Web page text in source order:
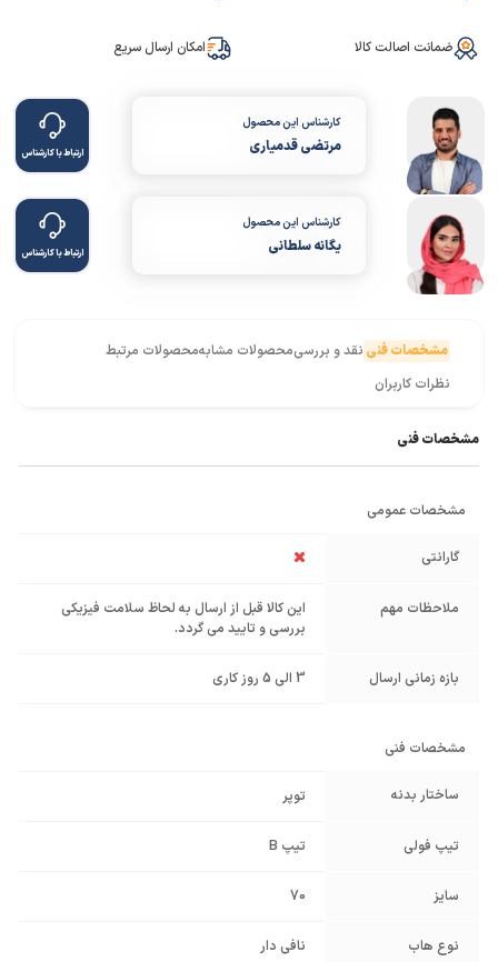
ضمانت اصالت کالا امکان ارسال سریع
کارشناس این محصول
مرتضی قدمیاری ارتباط با کارشناس
کارشناس این محصول
یگانه سلطانی ارتباط با کارشناس
مشخصات فنی نقد و بررسیمحصولات مشابهمحصولات مرتبط
نظرات کاربران
مشخصات فنی
مشخصات عمومی
گارانتی
ملاحظات مهم
این کالا قبل از ارسال به لحاظ سلامت فیزیکی
بررسی و تایید می گردد.
بازه زمانی ارسال 3 الی 5 روز کاری
مشخصات فنی
ساختار بدنه توپر
تیپ فولی تیپ B
سایز 70
نوع هاب نافی دار